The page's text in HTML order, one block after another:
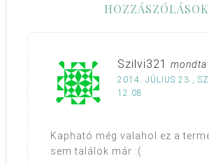
HOZZÁSZÓLÁSOK
Szilvi321 mondta
2014. JÚLIUS 23.,
12:08
Kapható még valahol ez a
sem találok már :(